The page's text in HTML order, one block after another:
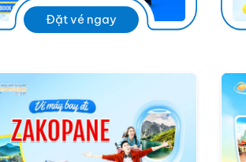
tiếng 40 phút
vé bay đi Ba Lan giá rẻ ngay.
Đặt vé ngay